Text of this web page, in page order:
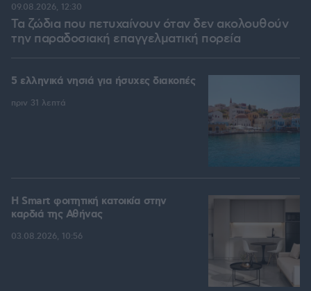
Τα ζώδια που πετυχαίνουν όταν δεν ακολουθούν
την παραδοσιακή επαγγελματική πορεία
09.08.2026, 12:30
5 ελληνικά νησιά για ήσυχες διακοπές
πριν 31 λεπτά
Η Smart φοιτητική κατοικία στην
καρδιά της Αθήνας
03.08.2026, 10:56